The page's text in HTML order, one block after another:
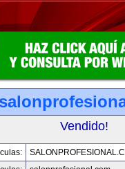
Vendido!